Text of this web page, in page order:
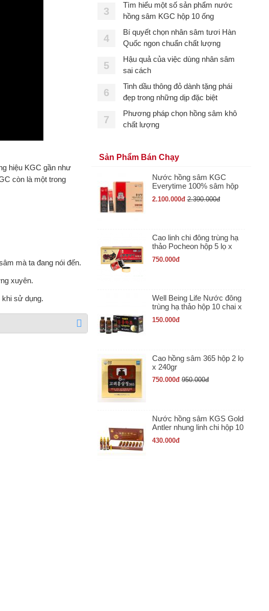
hiệu KGC gần như
còn là một trong
mà ta đang nói đến.
xuyên.
sử dụng.
3
Tìm hiểu một số sản phẩm nước
hồng sâm KGC hộp 10 ống
4
Bí quyết chọn nhân sâm tươi Hàn
Quốc ngon chuẩn chất lượng
5
Hậu quả của việc dùng nhân sâm
sai cách
6
Tinh dầu thông đỏ dành tặng phái
đẹp trong những dịp đặc biệt
7
Phương pháp chọn hồng sâm khô
chất lượng
Sản Phẩm Bán Chạy
Nước hồng sâm KGC
Everytime 100% sâm hộp
30 gói x 10ml
2.100.000đ 2.390.000đ
Cao linh chi đông trùng hạ
thảo Pocheon hộp 5 lọ x
50gr
750.000đ
Well Being Life Nước đông
trùng hạ thảo hộp 10 chai x
100ml
150.000đ
Cao hồng sâm 365 hộp 2 lọ
x 240gr
750.000đ 950.000đ
Nước hồng sâm KGS Gold
Antler nhung linh chi hộp 10
ống x 20ml
430.000đ